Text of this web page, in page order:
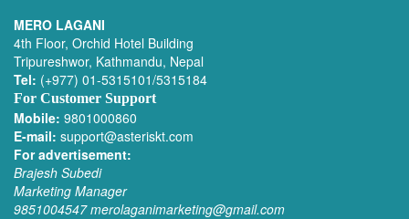
MERO LAGANI
4th Floor, Orchid Hotel Building
Tripureshwor, Kathmandu, Nepal
Tel: (+977) 01-5315101/5315184
For Customer Support
Mobile: 9801000860
E-mail: support@asteriskt.com
For advertisement:
Brajesh Subedi
Marketing Manager
9851004547 merolaganimarketing@gmail.com